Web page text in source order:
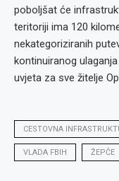
poboljšat će
teritoriji ima 120
nekategoriziranih
kontinuiranog
uvjeta za sve žitelje
CESTOVNA
VLADA FBIH ŽEPČE